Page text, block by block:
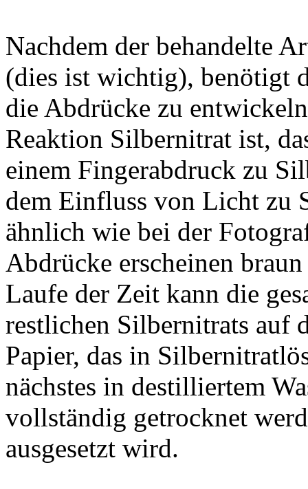
Nachdem der behandelte
(dies ist wichtig), benötigt
die Abdrücke zu
Reaktion Silbernitrat ist,
einem Fingerabdruck zu
dem Einfluss von Licht zu
ähnlich wie bei der
Abdrücke erscheinen
Laufe der Zeit kann die
restlichen Silbernitrats auf
Papier, das in
nächstes in destilliertem
vollständig getrocknet
ausgesetzt wird.